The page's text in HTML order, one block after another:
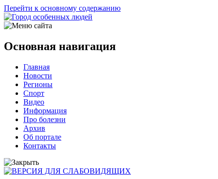
Перейти к основному содержанию
Основная навигация
Главная
Новости
Регионы
Спорт
Видео
Информация
Про болезни
Архив
Об портале
Контакты